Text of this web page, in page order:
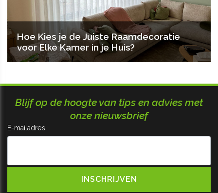
Hoe Kies je de Juiste Raamdecoratie
voor Elke Kamer in je Huis?
Blijf op de hoogte van tips en advies met
onze nieuwsbrief
E-mailadres